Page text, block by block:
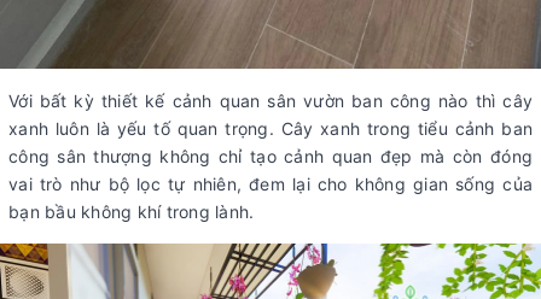
Với bất kỳ thiết kế cảnh quan sân vườn ban công nào thì cây
xanh luôn là yếu tố quan trọng. Cây xanh trong tiểu cảnh ban
công sân thượng không chỉ tạo cảnh quan đẹp mà còn đóng
vai trò như bộ lọc tự nhiên, đem lại cho không gian sống của
bạn bầu không khí trong lành.